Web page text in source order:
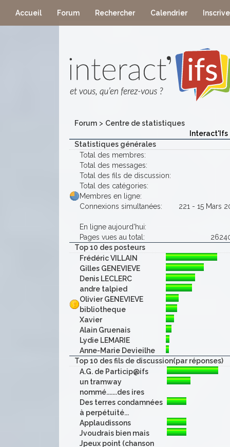
Accueil Forum Rechercher Calendrier
Forum > Centre de statistiques
Statistiques générales
Total des membres:
Total des messages:
Total des fils de discussion:
Total des catégories:
Membres en ligne:
Connexions simultanées:
221 - 15 Mars
En ligne aujourd'hui:
Pages vues au total:
Top 10 des posteurs
Frédéric VILLAIN
Gilles GENEVIEVE
Denis LECLERC
andre talpied
Olivier GENEVIEVE
bibliotheque
Xavier
Alain Gruenais
Lydie LEMARIE
Anne-Marie Devieilhe
Top 10 des fils de discussion(par réponses)
A.G. de Particip@ifs
un tramway
nommé.......des ires
Des terres condamnées
à perpétuité...
Applaudissons
Jvoudrais bien mais
Jpeux point (chanson